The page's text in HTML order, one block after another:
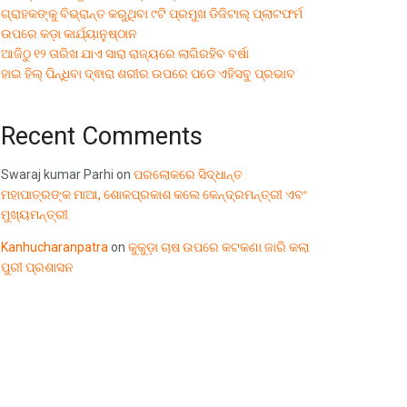
ଗ୍ରାହକଙ୍କୁ ବିଭ୍ରାନ୍ତ କରୁଥିବା ୯ଟି ପ୍ରମୁଖ ଡିଜିଟାଲ୍ ପ୍ଲାଟଫର୍ମ
ଉପରେ କଡ଼ା କାର୍ଯ୍ୟାନୁଷ୍ଠାନ
ଆଜିଠୁ ୧୨ ତାରିଖ ଯାଏ ସାରା ରାଜ୍ୟରେ ଲାଗିରହିବ ବର୍ଷା
ହାଇ ହିଲ୍ ପିନ୍ଧିବା ଦ୍ଵାରା ଶରୀର ଉପରେ ପଡେ ଏହିସବୁ ପ୍ରଭାବ
Recent Comments
Swaraj kumar Parhi on ପରଲୋକରେ ସିଦ୍ଧାନ୍ତ
ମହାପାତ୍ରଙ୍କ ମାଆ, ଶୋକପ୍ରକାଶ କଲେ କେନ୍ଦ୍ରମନ୍ତ୍ରୀ ଏବଂ
ମୁଖ୍ୟମନ୍ତ୍ରୀ
Kanhucharanpatraon କୁକୁଡ଼ା ଚାଷ ଉପରେ କଟକଣା ଜାରି କଲା
ପୁରୀ ପ୍ରଶାସନ